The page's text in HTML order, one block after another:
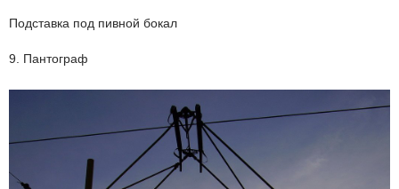
Подставка под пивной бокал
9. Пантограф